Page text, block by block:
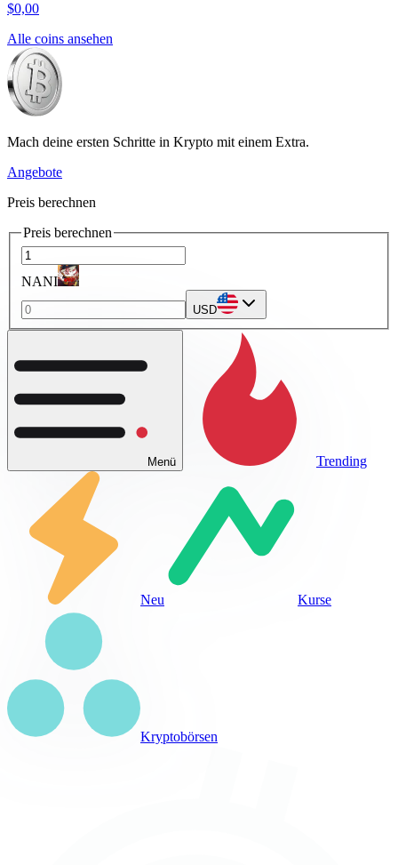
$0,00
Alle coins ansehen
Mach deine ersten Schritte in Krypto mit einem Extra.
Angebote
Preis berechnen
Preis berechnen
NANI
USD
Menü Trending
Neu Kurse
Kryptobörsen